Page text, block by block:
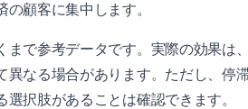
顧客に集中します。
まで参考データです。実際の効果は
なる場合があります。ただし、停滞
選択肢があることは確認できます。